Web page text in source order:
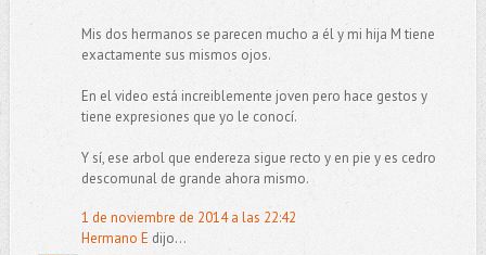
Mis dos hermanos se parecen mucho a él y mi hija M tiene
exactamente sus mismos ojos.
En el video está increiblemente joven pero hace gestos y
tiene expresiones que yo le conocí.
Y sí, ese arbol que endereza sigue recto y en pie y es cedro
descomunal de grande ahora mismo.
1 de noviembre de 2014 a las 22:42
Hermano E dijo...